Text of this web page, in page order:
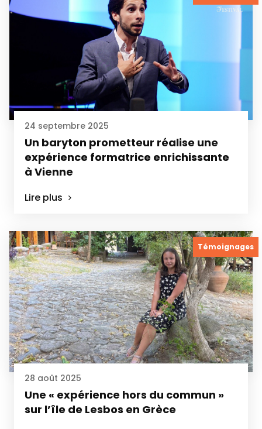
24 septembre 2025
Un baryton prometteur réalise une
expérience formatrice enrichissante
à Vienne
Lire plus
Témoignages
28 août 2025
Une « expérience hors du commun »
sur l’île de Lesbos en Grèce